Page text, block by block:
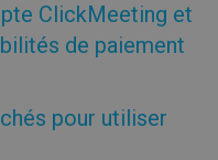
et quelles sont
ClickMeeting et
de paiement
pour utiliser